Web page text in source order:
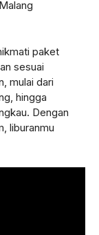
paket
sesuai
mulai dari
hingga
Dengan
liburanmu